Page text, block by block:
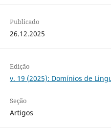
Publicado
26.12.2025
Edição
v. 19 (2025): Domínios de
Seção
Artigos